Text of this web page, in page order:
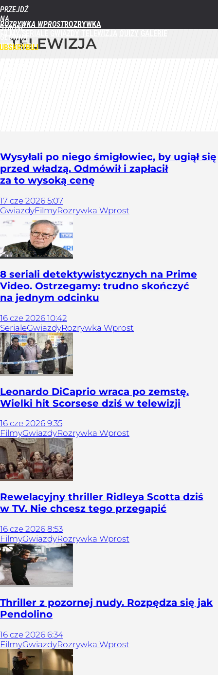
PRZEJDŹ
NA
STRONĘ
GŁÓWNĄ
WPROST.PL
ROZRYWKA WPROST
TELEWIZJA
Wysyłali po niego śmigłowiec, by ugiął się
przed władzą. Odmówił i zapłacił
za to wysoką cenę
17 cze 2026 5:07
GwiazdyFilmyRozrywka Wprost
8 seriali detektywistycznych na Prime
Video. Ostrzegamy: trudno skończyć
na jednym odcinku
16 cze 2026 10:42
SerialeGwiazdyRozrywka Wprost
Leonardo DiCaprio wraca po zemstę.
Wielki hit Scorsese dziś w telewizji
16 cze 2026 9:35
FilmyGwiazdyRozrywka Wprost
Rewelacyjny thriller Ridleya Scotta dziś
w TV. Nie chcesz tego przegapić
16 cze 2026 8:53
FilmyGwiazdyRozrywka Wprost
Thriller z pozornej nudy. Rozpędza się jak
Pendolino
16 cze 2026 6:34
FilmyGwiazdyRozrywka Wprost